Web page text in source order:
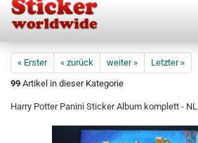
« Erster « zurück weiter »
Letzter »
99 Artikel in dieser Kategorie
Harry Potter Panini Sticker Album komplett - NL